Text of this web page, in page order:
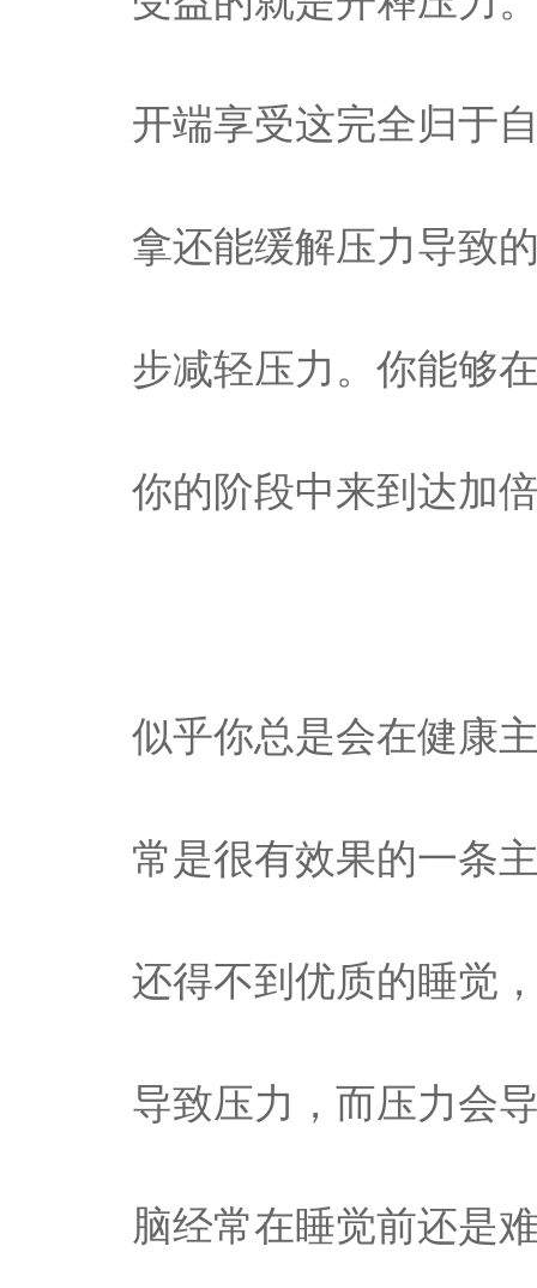
开端享受这完全归于
拿还能缓解压力导致
步减轻压力。你能够
你的阶段中来到达加
似乎你总是会在健康
常是很有效果的一条
还得不到优质的睡觉
导致压力，而压力会
脑经常在睡觉前还是